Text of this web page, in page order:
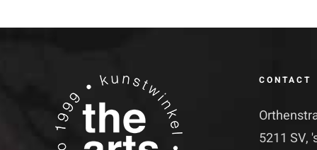
CONTACT
5211 SV,